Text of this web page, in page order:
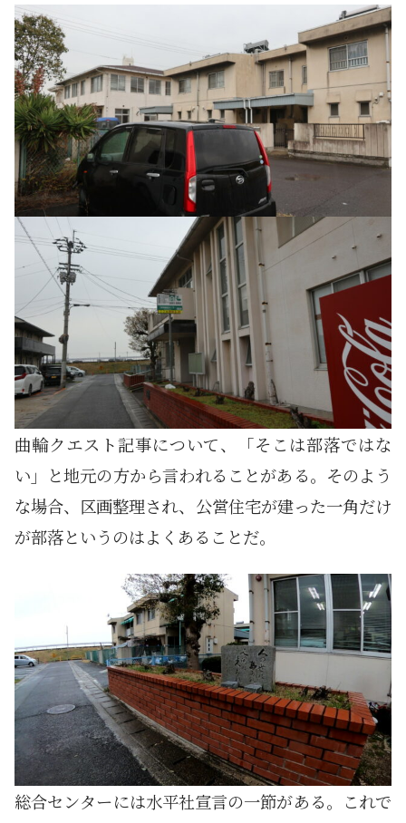
曲輪クエスト記事について、「そこは部落ではな
い」と地元の方から言われることがある。そのよう
な場合、区画整理され、公営住宅が建った一角だけ
が部落というのはよくあることだ。
総合センターには水平社宣言の一節がある。これで